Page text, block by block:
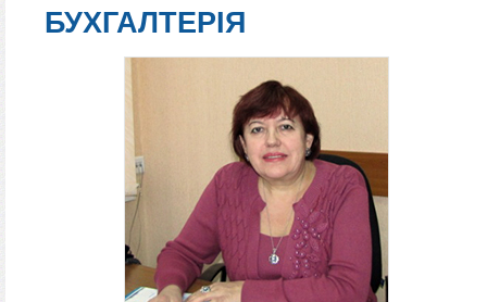
БУХГАЛТЕРІЯ